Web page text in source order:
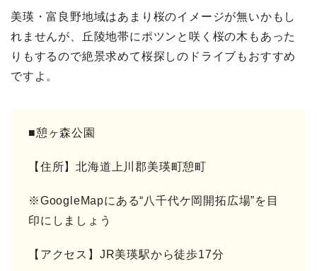
美瑛・富良野地域はあまり桜のイメージが無いかもし
れませんが、丘陵地帯にポツンと咲く桜の木もあった
りもするので絶景求めて桜探しのドライブもおすすめ
ですよ。
■憩ヶ森公園
【住所】北海道上川郡美瑛町憩町
※GoogleMapにある“八千代ケ岡開拓広場”を目
印にしましょう
【アクセス】JR美瑛駅から徒歩17分